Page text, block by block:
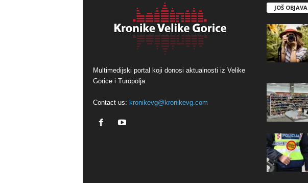
Multimedijski portal koji donosi aktualnosti iz Velike
Gorice i Turopolja
Contact us: kronikevg@kronikevg.com
JOŠ OBJAVA